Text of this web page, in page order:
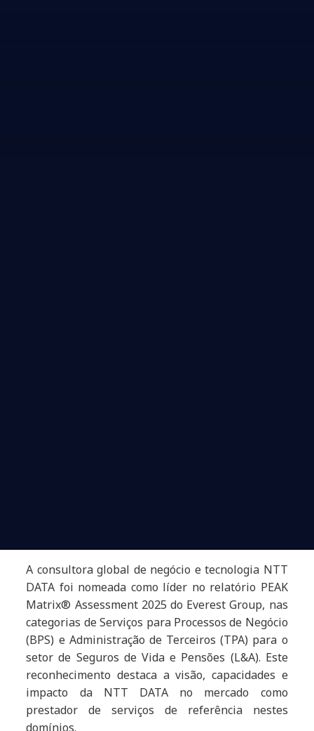
A consultora global de negócio e tecnologia NTT
DATA foi nomeada como líder no relatório PEAK
Matrix® Assessment 2025 do Everest Group, nas
categorias de Serviços para Processos de Negócio
(BPS) e Administração de Terceiros (TPA) para o
setor de Seguros de Vida e Pensões (L&A). Este
reconhecimento destaca a visão, capacidades e
impacto da NTT DATA no mercado como
prestador de serviços de referência nestes
domínios.